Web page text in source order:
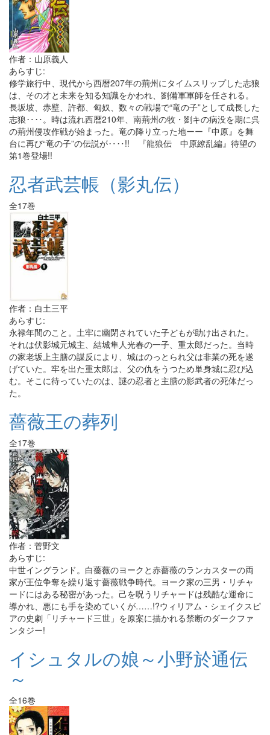
作者：山原義人
あらすじ:
修学旅行中、現代から西暦207年の荊州にタイムスリップした志狼
は、その才と未来を知る知識をかわれ、劉備軍軍師を任される。
長坂坡、赤壁、許都、匈奴、数々の戦場で“竜の子”として成長した
志狼‥‥。時は流れ西暦210年、南荊州の牧・劉キの病没を期に呉
の荊州侵攻作戦が始まった。竜の降り立った地ーー『中原』を舞
台に再び“竜の子”の伝説が‥‥!! 『龍狼伝 中原繚乱編』待望の
第1巻登場!!
忍者武芸帳（影丸伝）
全17巻
作者：白土三平
あらすじ:
永禄年間のこと。土牢に幽閉されていた子どもが助け出された。
それは伏影城元城主、結城隼人光春の一子、重太郎だった。当時
の家老坂上主膳の謀反により、城はのっとられ父は非業の死を遂
げていた。牢を出た重太郎は、父の仇をうつため単身城に忍び込
む。そこに待っていたのは、謎の忍者と主膳の影武者の死体だっ
た。
薔薇王の葬列
全17巻
作者：菅野文
あらすじ:
中世イングランド。白薔薇のヨークと赤薔薇のランカスターの両
家が王位争奪を繰り返す薔薇戦争時代。ヨーク家の三男・リチャ
ードにはある秘密があった。己を呪うリチャードは残酷な運命に
導かれ、悪にも手を染めていくが……!?ウィリアム・シェイクスピ
アの史劇「リチャード三世」を原案に描かれる禁断のダークファ
ンタジー!
イシュタルの娘～小野於通伝
～
全16巻